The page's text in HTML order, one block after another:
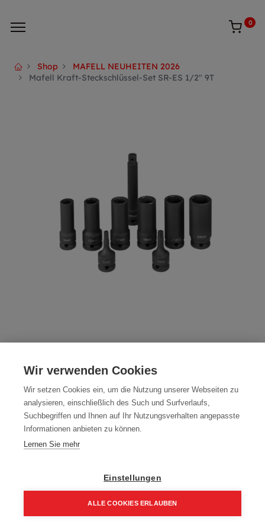
0
Shop
MAFELL NEUHEITEN 2026
Mafell Kraft-Steckschlüssel-Set SR-ES 1/2" 9T
1/2" 9T
Artikelnummer:095294
76,00€
91,20 € inkl. Mwst
76,00 € / Stk.
In den Einkaufskorb
Wir verwenden Cookies
Wir setzen Cookies ein, um die Nutzung unserer Webseiten zu
analysieren, einschließlich des Such und Surfverlaufs,
Suchbegriffen und Ihnen auf Ihr Nutzungsverhalten angepasste
Informationen anbieten zu können.
Lernen Sie mehr
Einstellungen
ALLE COOKIES ERLAUBEN